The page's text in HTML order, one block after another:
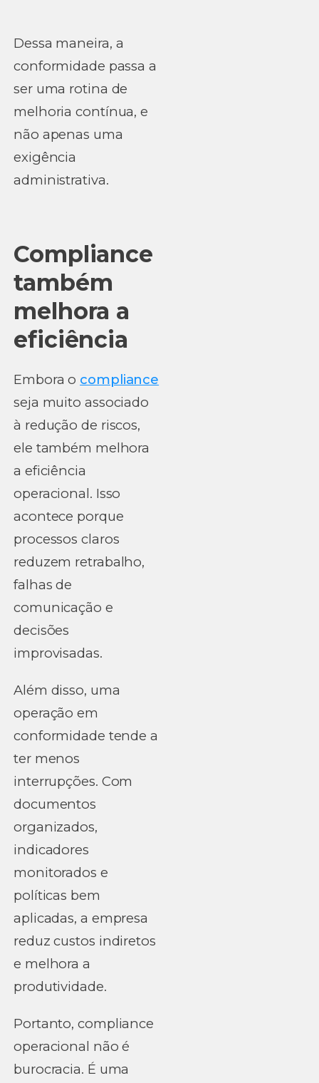
Dessa maneira, a
conformidade passa a
ser uma rotina de
melhoria contínua, e
não apenas uma
exigência
administrativa.
Compliance
também
melhora a
eficiência
Embora o compliance
seja muito associado
à redução de riscos,
ele também melhora
a eficiência
operacional. Isso
acontece porque
processos claros
reduzem retrabalho,
falhas de
comunicação e
decisões
improvisadas.
Além disso, uma
operação em
conformidade tende a
ter menos
interrupções. Com
documentos
organizados,
indicadores
monitorados e
políticas bem
aplicadas, a empresa
reduz custos indiretos
e melhora a
produtividade.
Portanto, compliance
operacional não é
burocracia. É uma